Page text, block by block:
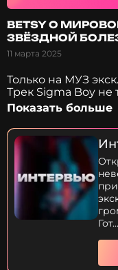
BETSY О
ЗВЁЗДНОЙ
11 марта 2025
Только на МУЗ
Трек Sigma Boy не
русскоговорящие
рейтинга
и Kesha? Почему
популярность?
жизни и как
Как
друзья, знакомые
ли популярность
Остается ли
получилось
на сцене? С кем
задали Betsy
этом интервью,
Показать больше
Гот...